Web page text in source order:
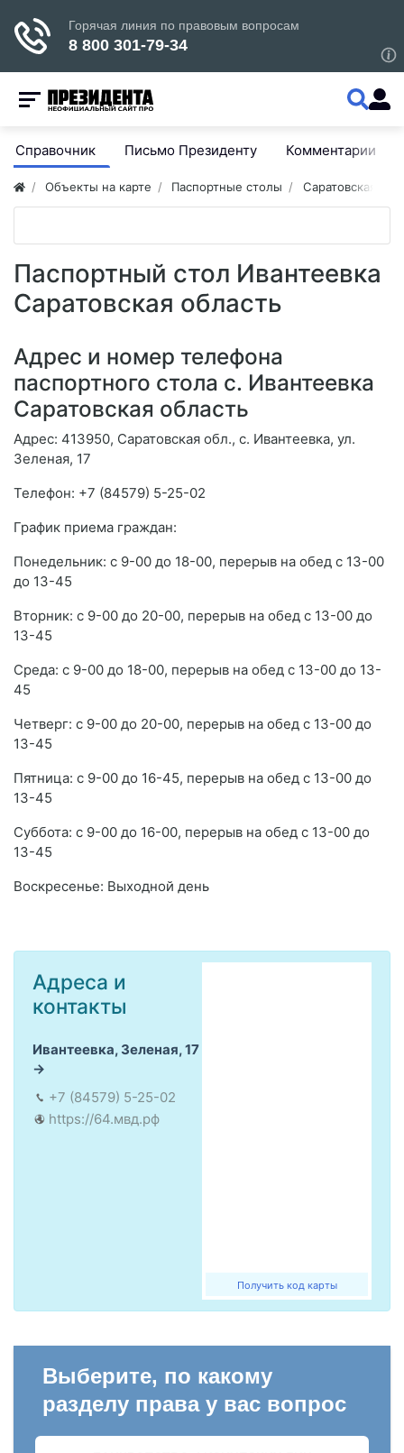
Справочник Письмо Президенту Комментарии
Объекты на карте Паспортные столы Саратовская
Паспортный стол Ивантеевка
Саратовская область
Адрес и номер телефона
паспортного стола с. Ивантеевка
Саратовская область
Адрес: 413950, Саратовская обл., с. Ивантеевка, ул.
Зеленая, 17
Телефон: +7 (84579) 5-25-02
График приема граждан:
Понедельник: с 9-00 до 18-00, перерыв на обед с 13-00
до 13-45
Вторник: с 9-00 до 20-00, перерыв на обед с 13-00 до
13-45
Среда: с 9-00 до 18-00, перерыв на обед с 13-00 до 13-
45
Четверг: с 9-00 до 20-00, перерыв на обед с 13-00 до
13-45
Пятница: с 9-00 до 16-45, перерыв на обед с 13-00 до
13-45
Суббота: с 9-00 до 16-00, перерыв на обед с 13-00 до
13-45
Воскресенье: Выходной день
Получить код карты
Адреса и
контакты
Ивантеевка, Зеленая, 17
+7 (84579) 5-25-02
https://64.мвд.рф